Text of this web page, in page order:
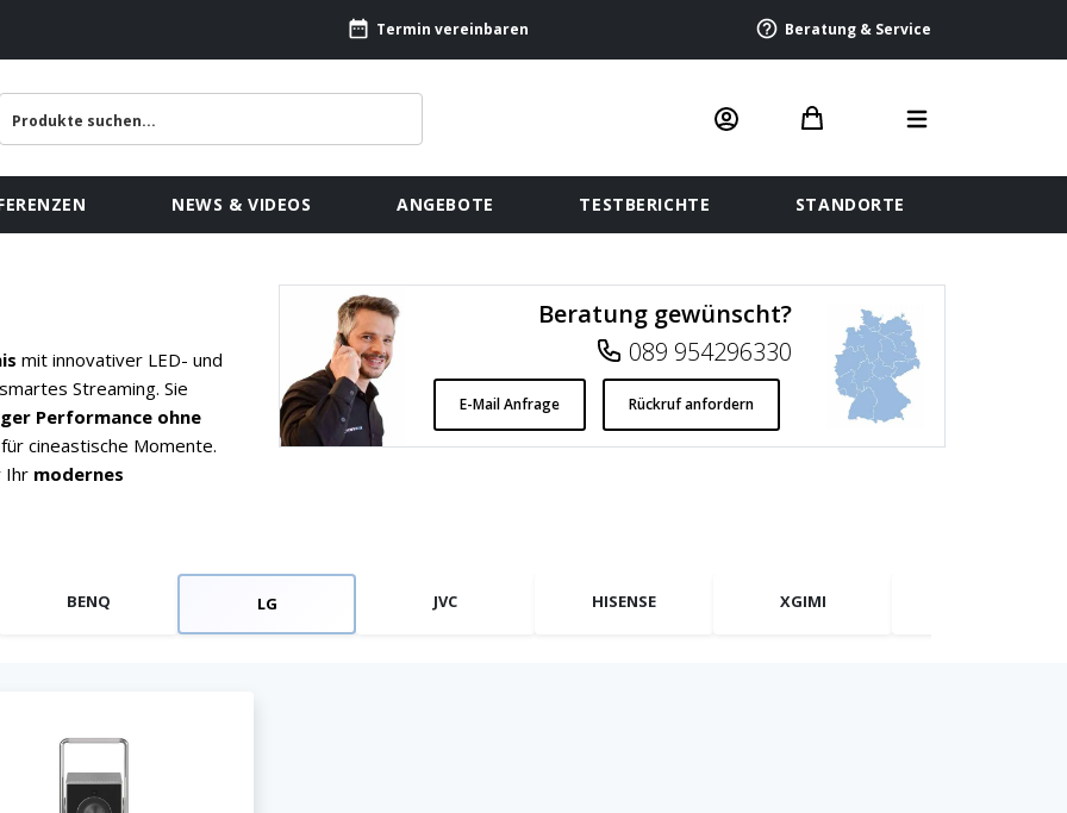
Termin vereinbaren Beratung & Service
NEWS & VIDEOS ANGEBOTE TESTBERICHTE STANDORTE
mit innovativer LED- und
Streaming. Sie
Performance ohne
cineastische Momente.
Ihr modernes
Beratung gewünscht?
089 954296330
E-Mail Anfrage Rückruf anfordern
BENQ LG JVC HISENSE XGIMI